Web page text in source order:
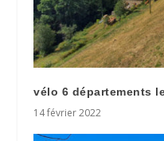
vélo 6 départements
14 février 2022